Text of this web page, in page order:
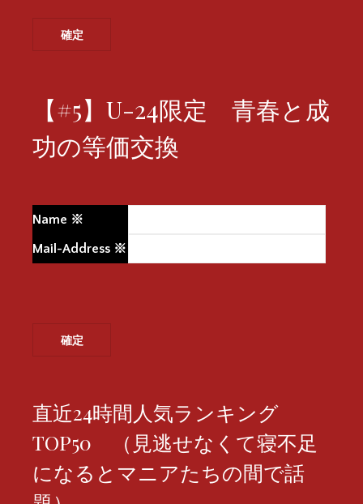
【#5】U-24限定 青春と成
功の等価交換
Name ※
Mail-Address ※
直近24時間人気ランキング
TOP50 （見逃せなくて寝不足
になるとマニアたちの間で話